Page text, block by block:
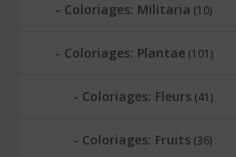
Coloriages: Militaria (10)
Coloriages: Plantae (101)
Coloriages: Fleurs (41)
Coloriages: Fruits (36)